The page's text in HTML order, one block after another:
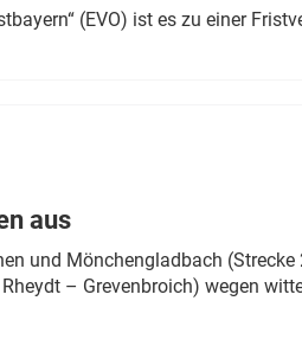
(EVO) ist es zu einer
aus
und Mönchengladbach
– Grevenbroich) wegen